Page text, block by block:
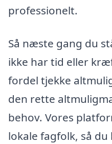
professionelt.
Så næste gang du
ikke har tid eller
fordel tjekke
den rette
behov. Vores
lokale fagfolk, så